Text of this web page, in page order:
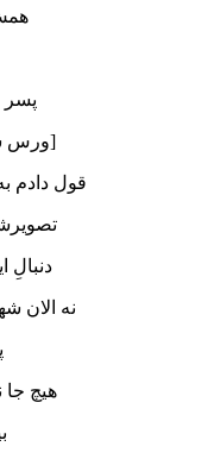
پسر
[ورس
قول دادم
دنبالِ
نه الان
هیچ